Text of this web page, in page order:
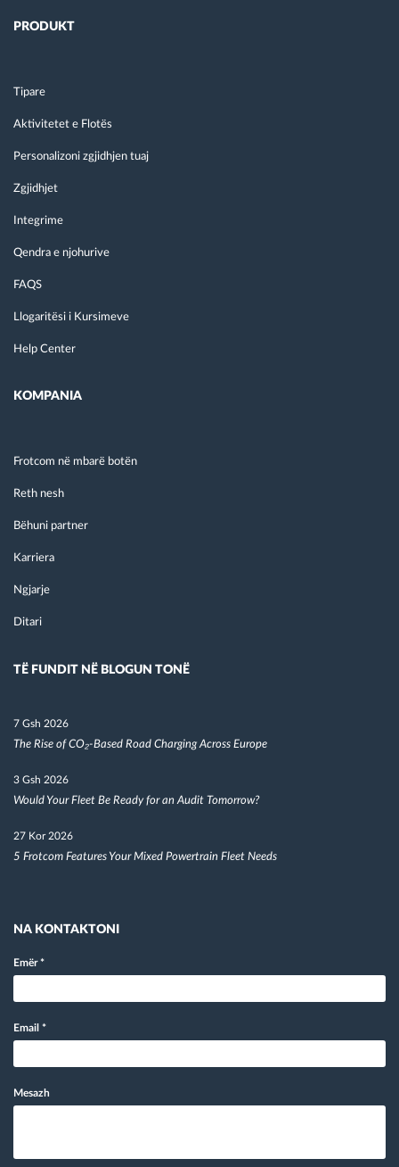
PRODUKT
Tipare
Aktivitetet e Flotës
Personalizoni zgjidhjen tuaj
Zgjidhjet
Integrime
Qendra e njohurive
FAQS
Llogaritësi i Kursimeve
Help Center
KOMPANIA
Frotcom në mbarë botën
Reth nesh
Bëhuni partner
Karriera
Ngjarje
Ditari
TË FUNDIT NË BLOGUN TONË
7 Gsh 2026
The Rise of CO₂-Based Road Charging Across Europe
3 Gsh 2026
Would Your Fleet Be Ready for an Audit Tomorrow?
27 Kor 2026
5 Frotcom Features Your Mixed Powertrain Fleet Needs
NA KONTAKTONI
Emër*
Email *
Mesazh